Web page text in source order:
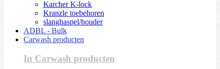
Karcher K-lock
Kranzle toebehoren
slanghaspel/houder
ADBL - Bulk
Carwash producten
In Carwash producten